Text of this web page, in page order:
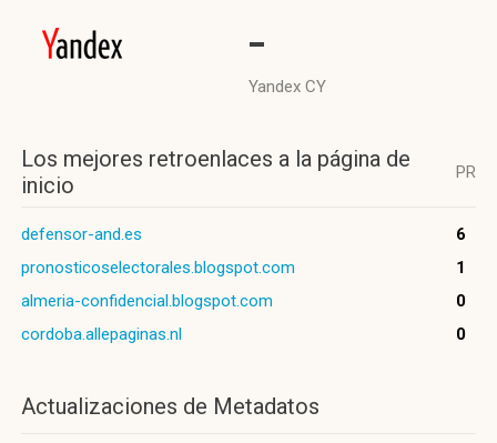
-
Yandex CY
Los mejores retroenlaces a la página de
inicio
PR
defensor-and.es
6
pronosticoselectorales.blogspot.com
1
almeria-confidencial.blogspot.com
0
cordoba.allepaginas.nl
0
Actualizaciones de Metadatos